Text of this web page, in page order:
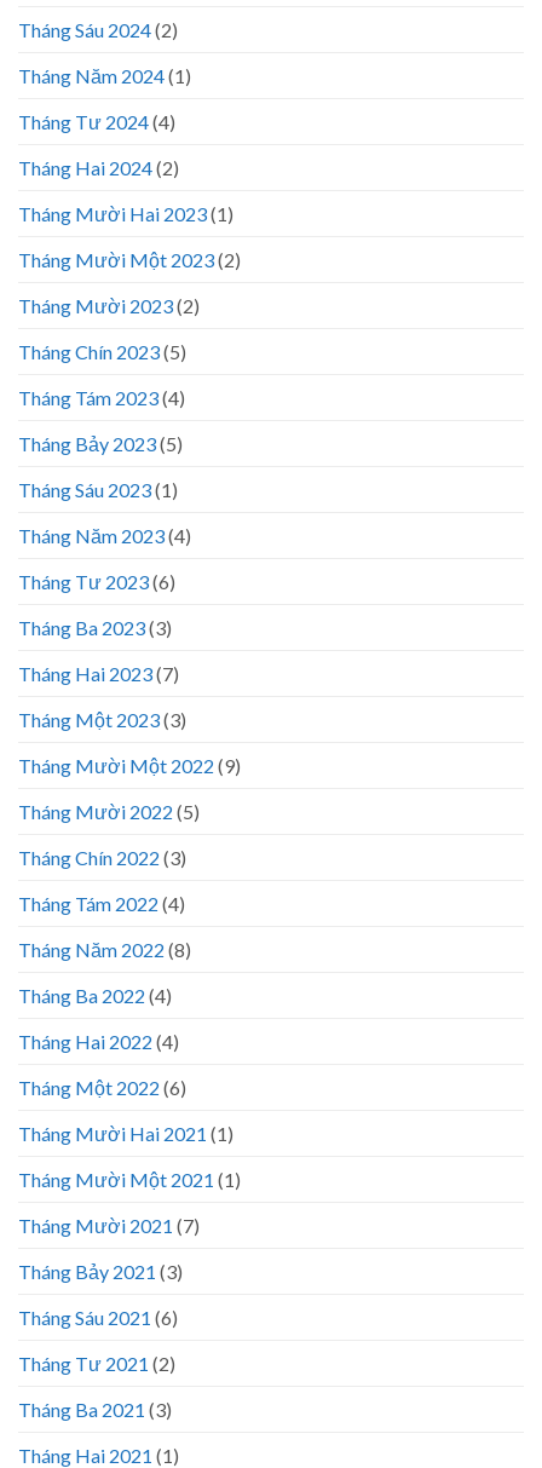
Tháng Sáu 2024(2)
Tháng Năm 2024(1)
Tháng Tư 2024(4)
Tháng Hai 2024(2)
Tháng Mười Hai 2023(1)
Tháng Mười Một 2023(2)
Tháng Mười 2023(2)
Tháng Chín 2023(5)
Tháng Tám 2023(4)
Tháng Bảy 2023(5)
Tháng Sáu 2023(1)
Tháng Năm 2023(4)
Tháng Tư 2023(6)
Tháng Ba 2023(3)
Tháng Hai 2023(7)
Tháng Một 2023(3)
Tháng Mười Một 2022 (9)
Tháng Mười 2022 (5)
Tháng Chín 2022 (3)
Tháng Tám 2022 (4)
Tháng Năm 2022 (8)
Tháng Ba 2022 (4)
Tháng Hai 2022 (4)
Tháng Một 2022 (6)
Tháng Mười Hai 2021 (1)
Tháng Mười Một 2021 (1)
Tháng Mười 2021 (7)
Tháng Bảy 2021 (3)
Tháng Sáu 2021 (6)
Tháng Tư 2021 (2)
Tháng Ba 2021 (3)
Tháng Hai 2021 (1)